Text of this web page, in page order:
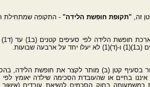
"תקופת חופשת הלידה" - התקופה שמתחילת
שבועות.
בסעיף קטן (ב) מותר לקצר את חופשת הלידה,